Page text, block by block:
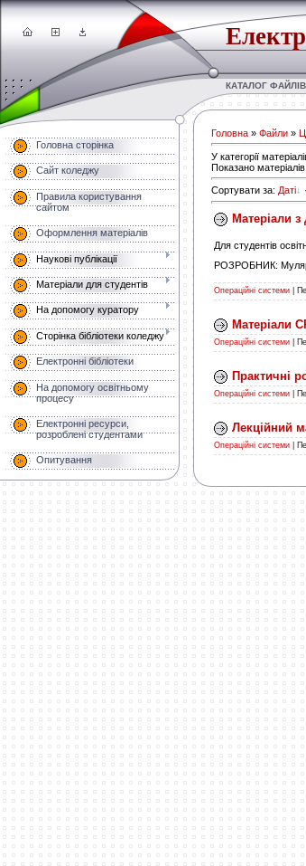
КАТАЛОГ ФАЙЛІВ
Головна сторінка
Сайт коледжу
Правила користування
сайтом
Оформлення матеріалів
Наукові публікації
Матеріали для студентів
На допомогу куратору
Сторінка бібліотеки коледжу
Електронні бібліотеки
На допомогу освітньому
процесу
Електронні ресурси,
розроблені студентами
Опитування
Головна » Файли »
У категорії
Показано матеріалів
Сортувати за: Даті ·
Матеріали
Для студентів
РОЗРОБНИК: Муляр
Операційні системи
Матеріали
Операційні системи
Практичні
Операційні системи
Лекційний
Операційні системи